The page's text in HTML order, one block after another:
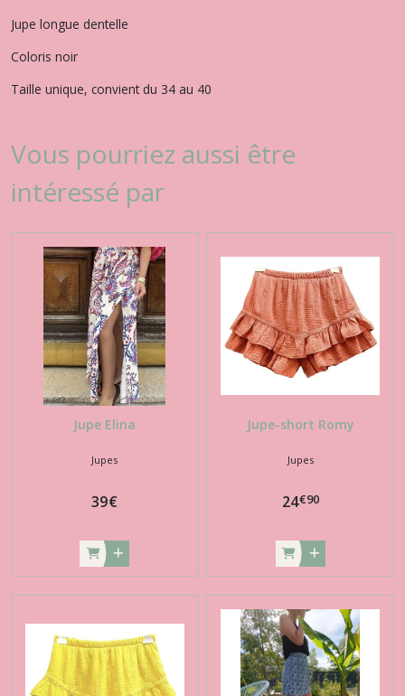
Jupe longue dentelle
Coloris noir
Taille unique, convient du 34 au 40
Vous pourriez aussi être
intéressé par
Jupe Elina
Jupes
39€
Jupe-short Romy
Jupes
24€90